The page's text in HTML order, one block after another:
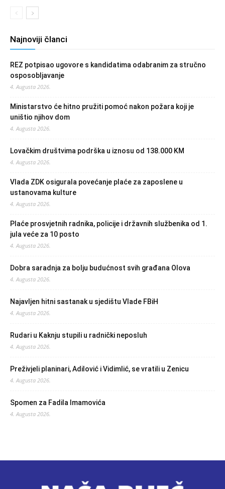
Najnoviji članci
REZ potpisao ugovore s kandidatima odabranim za stručno
osposobljavanje
4. Augusta 2026.
Ministarstvo će hitno pružiti pomoć nakon požara koji je
uništio njihov dom
4. Augusta 2026.
Lovačkim društvima podrška u iznosu od 138.000 KM
4. Augusta 2026.
Vlada ZDK osigurala povećanje plaće za zaposlene u
ustanovama kulture
4. Augusta 2026.
Plaće prosvjetnih radnika, policije i državnih službenika od 1.
jula veće za 10 posto
4. Augusta 2026.
Dobra saradnja za bolju budućnost svih građana Olova
4. Augusta 2026.
Najavljen hitni sastanak u sjedištu Vlade FBiH
4. Augusta 2026.
Rudari u Kaknju stupili u radnički neposluh
4. Augusta 2026.
Preživjeli planinari, Adilović i Vidimlić, se vratili u Zenicu
4. Augusta 2026.
Spomen za Fadila Imamovića
4. Augusta 2026.